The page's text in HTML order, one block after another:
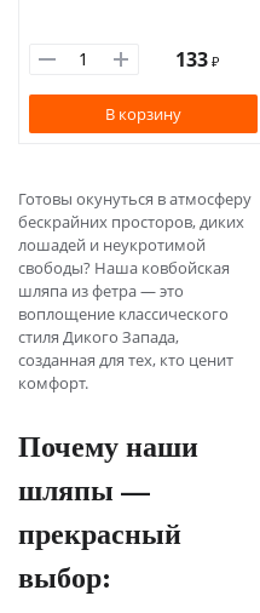
133 ₽
В корзину
Готовы окунуться в атмосферу
бескрайних просторов, диких
лошадей и неукротимой
свободы? Наша ковбойская
шляпа из фетра — это
воплощение классического
стиля Дикого Запада,
созданная для тех, кто ценит
комфорт.
Почему наши
шляпы —
прекрасный
выбор: